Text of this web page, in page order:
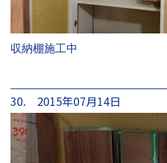
収納棚施工中
30. 2015年07月14日